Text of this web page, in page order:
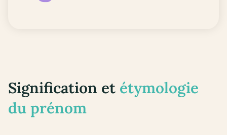
Signification et étymologie
du prénom